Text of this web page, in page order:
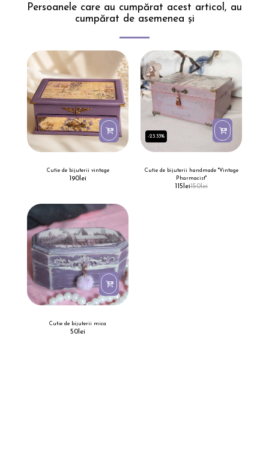
Persoanele care au cumpărat acest articol, au
cumpărat de asemenea și
Cutie de bijuterii vintage
190 lei
-23.33%
Cutie de bijuterii handmade "Vintage
Pharmacist"
150lei
115 lei
Cutie de bijuterii mica
50 lei